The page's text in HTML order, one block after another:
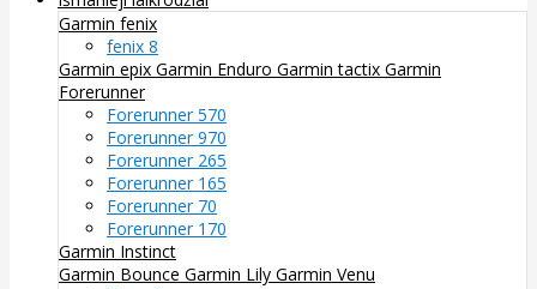
Garmin fenix
fenix 8
Garmin epix Garmin Enduro Garmin tactix Garmin
Forerunner
Forerunner 570
Forerunner 970
Forerunner 265
Forerunner 165
Forerunner 70
Forerunner 170
Garmin Instinct
Garmin Bounce Garmin Lily Garmin Venu